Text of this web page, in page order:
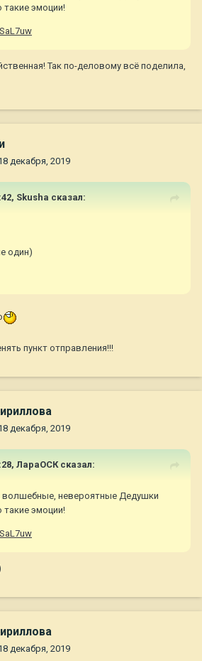
эмоции!
Так по-деловому всё поделила,
декабря, 2019
Skusha сказал:
один)
пункт отправления!!!
декабря, 2019
ЛараОСКсказал:
невероятные Дедушки
эмоции!
декабря, 2019